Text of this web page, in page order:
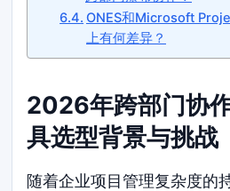
ONES和Microsoft
上有何差异？
2026年跨部门协
具选型背景与挑战
随着企业项目管理复杂度的